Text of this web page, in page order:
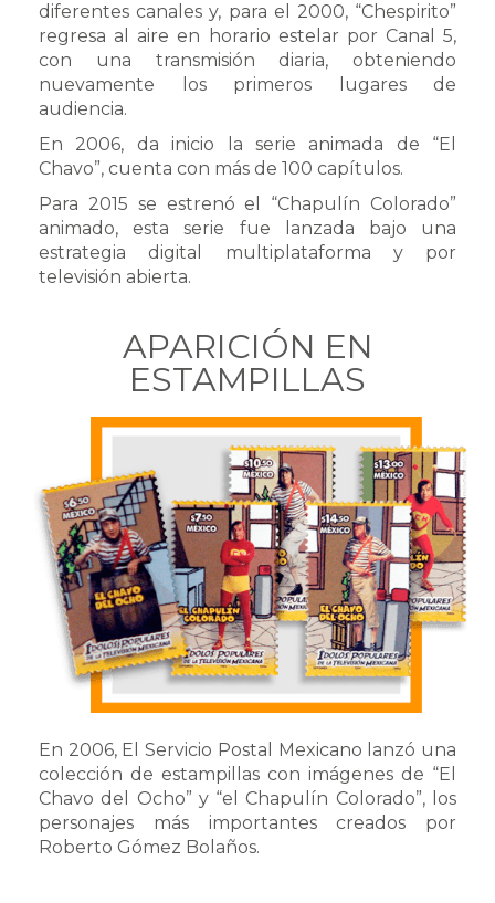
diferentes canales y, para el 2000, “Chespirito”
regresa al aire en horario estelar por Canal 5,
con una transmisión diaria, obteniendo
nuevamente los primeros lugares de
audiencia.
En 2006, da inicio la serie animada de “El
Chavo”, cuenta con más de 100 capítulos.
Para 2015 se estrenó el “Chapulín Colorado”
animado, esta serie fue lanzada bajo una
estrategia digital multiplataforma y por
televisión abierta.
APARICIÓN EN
ESTAMPILLAS
En 2006, El Servicio Postal Mexicano lanzó una
colección de estampillas con imágenes de “El
Chavo del Ocho” y “el Chapulín Colorado”, los
personajes más importantes creados por
Roberto Gómez Bolaños.